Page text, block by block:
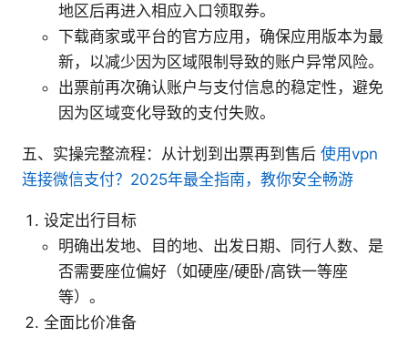
地区后再进入相应入口领取券。
下载商家或平台的官方应用，确保应用版本为最
新，以减少因为区域限制导致的账户异常风险。
出票前再次确认账户与支付信息的稳定性，避免
因为区域变化导致的支付失败。
五、实操完整流程：从计划到出票再到售后 使用vpn
连接微信支付？2025年最全指南，教你安全畅游
设定出行目标
明确出发地、目的地、出发日期、同行人数、是
否需要座位偏好（如硬座/硬卧/高铁一等座
等）。
全面比价准备